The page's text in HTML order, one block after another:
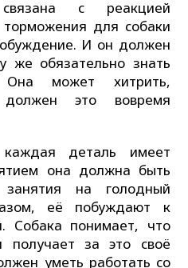
с реакцией
для собаки
И он должен
же обязательно знать
Она может хитрить,
должен это вовремя
деталь имеет
она должна быть
занятия на голодный
её побуждают к
Собака понимает, что
получает за это своё
уметь работать со